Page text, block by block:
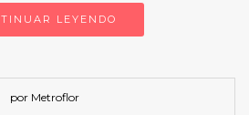
LEYENDO
por Metroflor